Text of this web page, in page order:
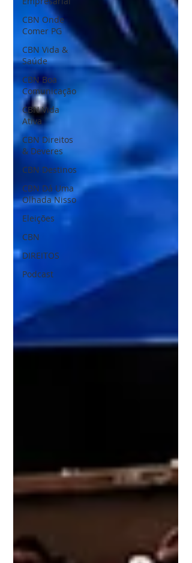
CBN Onde
Comer PG
CBN Vida &
Saúde
CBN Boa
Comunicação
CBN Vida
Ativa
CBN Direitos
& Deveres
CBN Destinos
CBN Dá Uma
Olhada Nisso
Eleições
CBN
DIREITOS
Podcast